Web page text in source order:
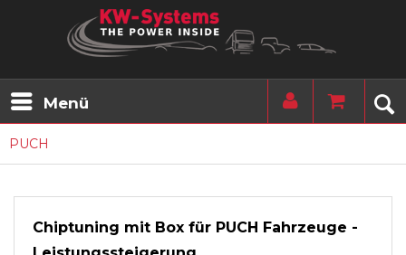
Menü
PUCH
Chiptuning mit Box für PUCH Fahrzeuge -